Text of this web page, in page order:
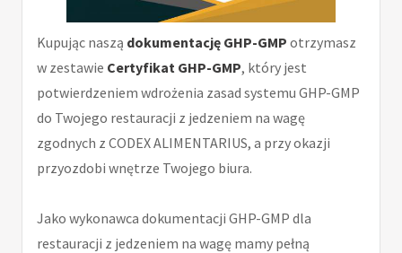
Kupując naszą dokumentację GHP-GMP otrzymasz
w zestawie Certyfikat GHP-GMP, który jest
potwierdzeniem wdrożenia zasad systemu GHP-GMP
do Twojego restauracji z jedzeniem na wagę
zgodnych z CODEX ALIMENTARIUS, a przy okazji
przyozdobi wnętrze Twojego biura.
Jako wykonawca dokumentacji GHP-GMP dla
restauracji z jedzeniem na wagę mamy pełną